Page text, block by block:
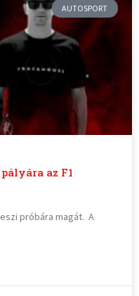
AUTOSPORT
az F1
próbára magát. A